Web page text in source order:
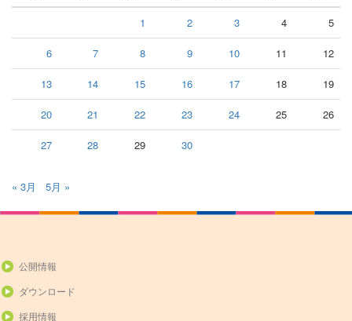
1 2 3 4 5
6 7 8 9 10 11 12
13 14 15 16 17 18 19
20 21 22 23 24 25 26
27 28 29 30
« 3月 5月 »
公開情報
ダウンロード
採用情報